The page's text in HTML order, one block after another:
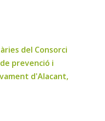
del Consorci
prevenció i
d'Alacant,